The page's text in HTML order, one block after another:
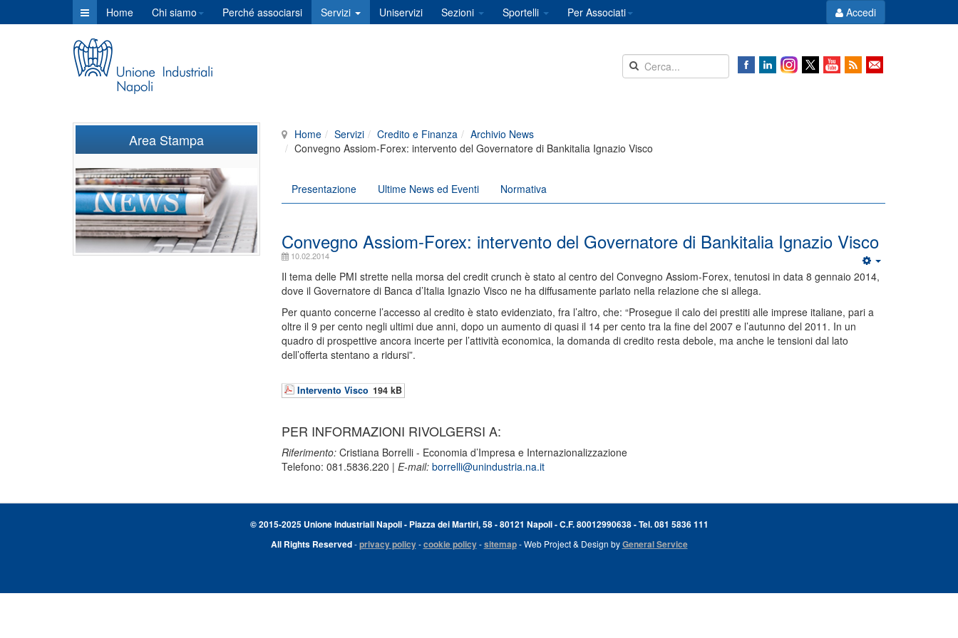
Home Chi siamo Perché associarsi Servizi Uniservizi Sezioni Sportelli Per Associati Accedi
Home Servizi Credito e Finanza
Archivio News
Convegno Assiom-Forex: intervento del Governatore di Bankitalia Ignazio Visco
Presentazione Ultime News ed Eventi Normativa
Convegno Assiom-Forex: intervento del Governatore di Bankitalia Ignazio Visco
10.02.2014
Il tema delle PMI strette nella morsa del credit crunch è stato al centro del Convegno Assiom-Forex, tenutosi in data 8 gennaio 2014,
dove il Governatore di Banca d’Italia Ignazio Visco ne ha diffusamente parlato nella relazione che si allega.
Per quanto concerne l’accesso al credito è stato evidenziato, fra l’altro, che: “Prosegue il calo dei prestiti alle imprese italiane, pari a
oltre il 9 per cento negli ultimi due anni, dopo un aumento di quasi il 14 per cento tra la fine del 2007 e l’autunno del 2011. In un
quadro di prospettive ancora incerte per l’attività economica, la domanda di credito resta debole, ma anche le tensioni dal lato
dell’offerta stentano a ridursi”.
Intervento Visco 194 kB
PER INFORMAZIONI RIVOLGERSI A:
Riferimento:Cristiana Borrelli - Economia d’Impresa e Internazionalizzazione
Telefono: 081.5836.220 | E-mail: borrelli@unindustria.na.it
Area Stampa
© 2015-2025 Unione Industriali Napoli - Piazza dei Martiri, 58 - 80121 Napoli - C.F. 80012990638 - Tel. 081 5836 111
All Rights Reserved-privacy policy-cookie policy-sitemap- Web Project & Design byGeneral Service